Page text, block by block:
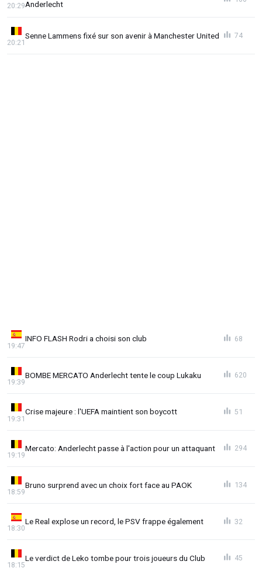
Anderlecht
20:29
Senne Lammens fixé sur son avenir à Manchester United
20:21
74
INFO FLASH Rodri a choisi son club
19:47
68
BOMBE MERCATO Anderlecht tente le coup Lukaku
19:39
620
Crise majeure : l'UEFA maintient son boycott
19:31
51
Mercato: Anderlecht passe à l'action pour un attaquant
19:19
294
Bruno surprend avec un choix fort face au PAOK
18:59
134
Le Real explose un record, le PSV frappe également
18:30
32
Le verdict de Leko tombe pour trois joueurs du Club
18:15
45